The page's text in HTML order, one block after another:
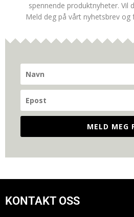
spennende produktnyheter. Vil
Meld deg på vårt nyhetsbrev
MELD MEG
KONTAKT OSS